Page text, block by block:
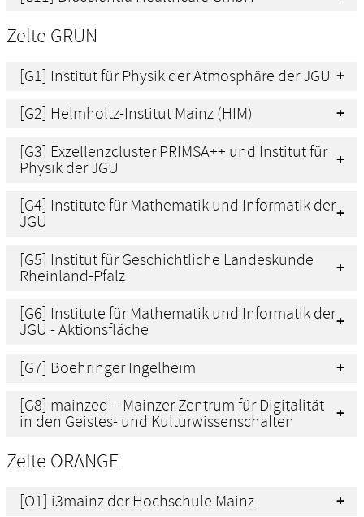
Zelte GRÜN
[G1] Institut für Physik der Atmosphäre der JGU
[G2] Helmholtz-Institut Mainz (HIM)
[G3] Exzellenzcluster PRIMSA++ und Institut für
Physik der JGU
[G4] Institute für Mathematik und Informatik der
JGU
[G5] Institut für Geschichtliche Landeskunde
Rheinland-Pfalz
[G6] Institute für Mathematik und Informatik der
JGU - Aktionsfläche
[G7] Boehringer Ingelheim
[G8] mainzed – Mainzer Zentrum für Digitalität
in den Geistes- und Kulturwissenschaften
Zelte ORANGE
[O1] i3mainz der Hochschule Mainz